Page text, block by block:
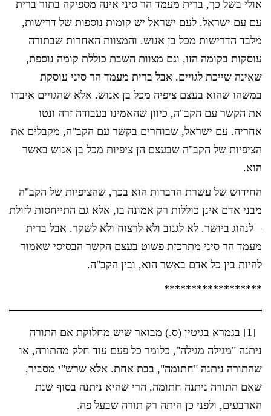
אולי בשל כך, ברית מעמד הר סיני אינה מספיקה בתור ברית
עם עם ישראל. לעם ישראל יש קומות נוספות של דרישות,
מלבד הדרישות מכל בן אנוש. והמצוות האחרות שבתורה
עוסקות בקומה הזו, וגם מצוות השבת כוללת קומה נוספת,
שאינה שייכת לגויים. אבל ברית מעמד הר סיני עוסקת
במשהו שהוא בעצם ציפיה מכל בן אנוש. אלא שהגויים איבדו
את הקשר עם הקב"ה, כיוון שהאמינו בעבודה זרה ונטו
אחריה. עם ישראל, שבוחרים בקשר עם הקב"ה, מקבלים את
הציפיות של הקב"ה שבעצם הן ציפיות מכל בן אנוש באשר
הוא.
החידוש של עשרת הדברות הוא בכך, שהציפיות של הקב"ה
מבני אדם אינן כוללות רק אמונה בו, אלא גם התייחסות לזולת
– לנהוג ביושר. לא לגנוב ולא לרצוח ולא לשקר. אבל ברית
מעמד הר סיני מתרכזת פשוט בעצם הקשר הבסיסי שאמור
להיות בין כל אדם באשר הוא, ובין הקב"ה.
******************
[1] בגמרא בגיטין (ס.) מבואר שיש מחלוקת אם התורה
ניתנה "מגילה מגילה", כלומר כל פעם עוד חלק מהתורה, או
שהתורה ניתנה "חתומה", בבת אחת. אלא שרש"י מסביר,
שאם התורה ניתנה חתומה, הרי שהיא ניתנה בסוף שנת
הארבעים, ולפני כן היתה רק תורה שבעל פה.